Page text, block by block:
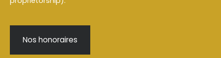
Nos honoraires